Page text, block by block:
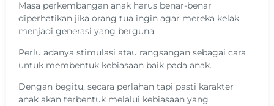
Masa perkembangan anak harus benar-benar
diperhatikan jika orang tua ingin agar mereka kelak
menjadi generasi yang berguna.
Perlu adanya stimulasi atau rangsangan sebagai cara
untuk membentuk kebiasaan baik pada anak.
Dengan begitu, secara perlahan tapi pasti karakter
anak akan terbentuk melalui kebiasaan yang